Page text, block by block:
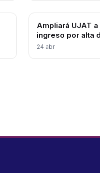
Ampliará UJAT
ingreso por alta
24 abr